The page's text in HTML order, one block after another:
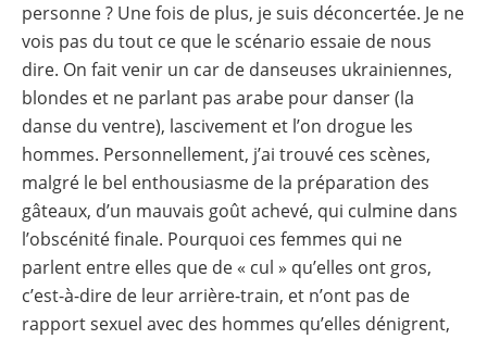
personne ? Une fois de plus, je suis déconcertée. Je ne
vois pas du tout ce que le scénario essaie de nous
dire. On fait venir un car de danseuses ukrainiennes,
blondes et ne parlant pas arabe pour danser (la
danse du ventre), lascivement et l’on drogue les
hommes. Personnellement, j’ai trouvé ces scènes,
malgré le bel enthousiasme de la préparation des
gâteaux, d’un mauvais goût achevé, qui culmine dans
l’obscénité finale. Pourquoi ces femmes qui ne
parlent entre elles que de « cul » qu’elles ont gros,
c’est-à-dire de leur arrière-train, et n’ont pas de
rapport sexuel avec des hommes qu’elles dénigrent,